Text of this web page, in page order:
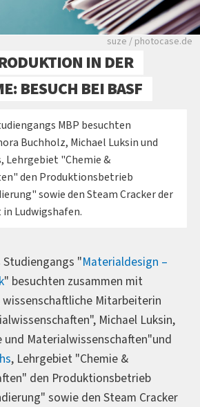
Viele Zeitungen.
suze / photocase.de
IN DER
BESUCH BEI BASF
MBP besuchten
Buchholz, Michael Luksin und
Lehrgebiet "Chemie &
den Produktionsbetrieb
sowie den Steam Cracker der
in Ludwigshafen.
"Materialdesign –
" besuchten zusammen mit
Mitarbeiterin
Michael Luksin,
und Materialwissenschaften"und
, Lehrgebiet "Chemie &
den Produktionsbetrieb
sowie den Steam Cracker